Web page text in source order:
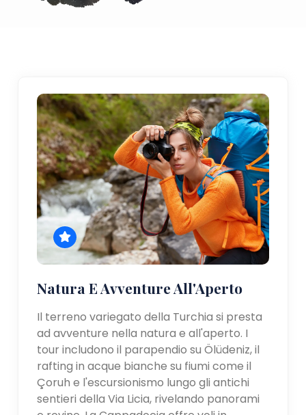
Natura E Avventure All'Aperto
Il terreno variegato della Turchia si presta
ad avventure nella natura e all'aperto. I
tour includono il parapendio su Ölüdeniz, il
rafting in acque bianche su fiumi come il
Çoruh e l'escursionismo lungo gli antichi
sentieri della Via Licia, rivelando panorami